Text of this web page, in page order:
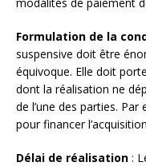
Formulation de la
suspensive doit être
équivoque. Elle doit
dont la réalisation ne
de l’une des parties. Par
pour financer
Délai de réalisation :